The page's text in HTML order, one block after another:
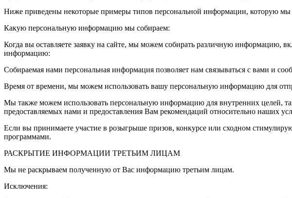
Ниже приведены некоторые примеры типов персональной информации, которую
Какую персональную информацию мы собираем:
Когда вы оставляете заявку на сайте, мы можем собирать различную информацию,
информацию:
Собираемая нами персональная информация позволяет нам связываться с вами и
Время от времени, мы можем использовать вашу персональную информацию для
Мы также можем использовать персональную информацию для внутренних целей,
предоставляемых нами и предоставления Вам рекомендаций относительно наших
Если вы принимаете участие в розыгрыше призов, конкурсе или сходном
программами.
РАСКРЫТИЕ ИНФОРМАЦИИ ТРЕТЬИМ ЛИЦАМ
Мы не раскрываем полученную от Вас информацию третьим лицам.
Исключения: